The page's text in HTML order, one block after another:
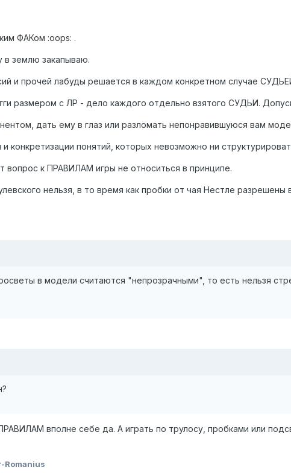
ФАКом :oops: .
в землю закапываю.
и прочей лабуды решается в каждом конкретном случае
размером с ЛР - дело каждого отдельно взятого СУДЬИ.
дать ему в глаз или разломать непонравившуюся вам
конкретизации понятий, которых невозможно ни
к ПРАВИЛАМ игры не относиться в принципе.
нельзя, в то время как пробки от чая Нестле
в модели считаются "непрозрачными", то есть нельзя
вполне себе да. А играть по трулосу, пробками или
Romanius